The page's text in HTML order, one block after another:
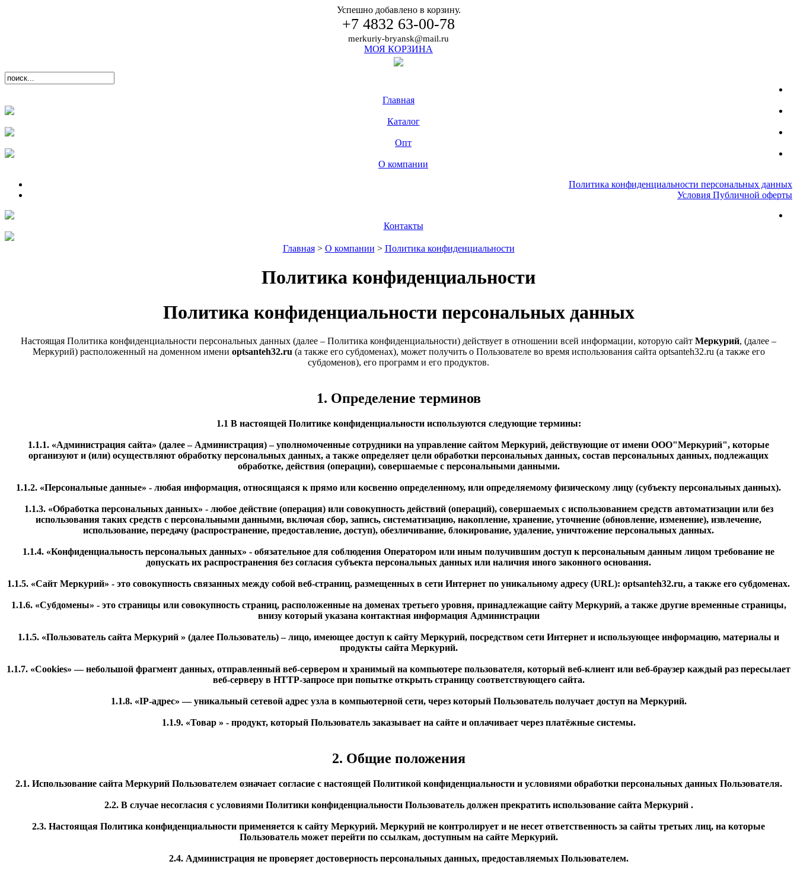
Успешно добавлено в корзину.
+7 4832 63-00-78
merkuriy-bryansk@mail.ru
МОЯ КОРЗИНА
Главная
Каталог
Опт
О компании
Политика конфиденциальности персональных данных
Условия Публичной оферты
Контакты
Главная> О компании > Политика конфиденциальности
Политика конфиденциальности
Политика конфиденциальности персональных данных
Настоящая Политика конфиденциальности персональных данных (далее – Политика конфиденциальности) действует в отношении всей информации, которую сайт Меркурий, (далее –
Меркурий) расположенный на доменном имени optsanteh32.ru (а также его субдоменах), может получить о Пользователе во время использования сайта optsanteh32.ru (а также его
субдоменов), его программ и его продуктов.
1. Определение терминов
1.1 В настоящей Политике конфиденциальности используются следующие термины:
1.1.1. «Администрация сайта» (далее – Администрация) – уполномоченные сотрудники на управление сайтом Меркурий, действующие от имени ООО"Меркурий", которые
организуют и (или) осуществляют обработку персональных данных, а также определяет цели обработки персональных данных, состав персональных данных, подлежащих
обработке, действия (операции), совершаемые с персональными данными.
1.1.2. «Персональные данные» - любая информация, относящаяся к прямо или косвенно определенному, или определяемому физическому лицу (субъекту персональных данных).
1.1.3. «Обработка персональных данных» - любое действие (операция) или совокупность действий (операций), совершаемых с использованием средств автоматизации или без
использования таких средств с персональными данными, включая сбор, запись, систематизацию, накопление, хранение, уточнение (обновление, изменение), извлечение,
использование, передачу (распространение, предоставление, доступ), обезличивание, блокирование, удаление, уничтожение персональных данных.
1.1.4. «Конфиденциальность персональных данных» - обязательное для соблюдения Оператором или иным получившим доступ к персональным данным лицом требование не
допускать их распространения без согласия субъекта персональных данных или наличия иного законного основания.
1.1.5. «Сайт Меркурий» - это совокупность связанных между собой веб-страниц, размещенных в сети Интернет по уникальному адресу (URL): optsanteh32.ru, а также его субдоменах.
1.1.6. «Субдомены» - это страницы или совокупность страниц, расположенные на доменах третьего уровня, принадлежащие сайту Меркурий, а также другие временные страницы,
внизу который указана контактная информация Администрации
1.1.5. «Пользователь сайта Меркурий » (далее Пользователь) – лицо, имеющее доступ к сайту Меркурий, посредством сети Интернет и использующее информацию, материалы и
продукты сайта Меркурий.
1.1.7. «Cookies» — небольшой фрагмент данных, отправленный веб-сервером и хранимый на компьютере пользователя, который веб-клиент или веб-браузер каждый раз пересылает
веб-серверу в HTTP-запросе при попытке открыть страницу соответствующего сайта.
1.1.8. «IP-адрес» — уникальный сетевой адрес узла в компьютерной сети, через который Пользователь получает доступ на Меркурий.
1.1.9. «Товар » - продукт, который Пользователь заказывает на сайте и оплачивает через платёжные системы.
2. Общие положения
2.1. Использование сайта Меркурий Пользователем означает согласие с настоящей Политикой конфиденциальности и условиями обработки персональных данных Пользователя.
2.2. В случае несогласия с условиями Политики конфиденциальности Пользователь должен прекратить использование сайта Меркурий .
2.3. Настоящая Политика конфиденциальности применяется к сайту Меркурий. Меркурий не контролирует и не несет ответственность за сайты третьих лиц, на которые
Пользователь может перейти по ссылкам, доступным на сайте Меркурий.
2.4. Администрация не проверяет достоверность персональных данных, предоставляемых Пользователем.